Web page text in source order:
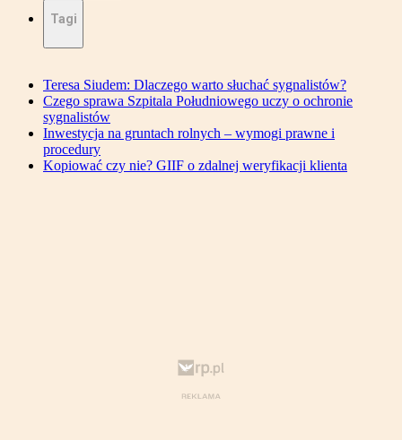
Tagi
Teresa Siudem: Dlaczego warto słuchać sygnalistów?
Czego sprawa Szpitala Południowego uczy o ochronie
sygnalistów
Inwestycja na gruntach rolnych – wymogi prawne i
procedury
Kopiować czy nie? GIIF o zdalnej weryfikacji klienta